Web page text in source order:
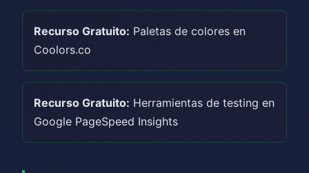
Recurso Gratuito: Paletas de colores en
Coolors.co
Recurso Gratuito: Herramientas de testing en
Google PageSpeed Insights